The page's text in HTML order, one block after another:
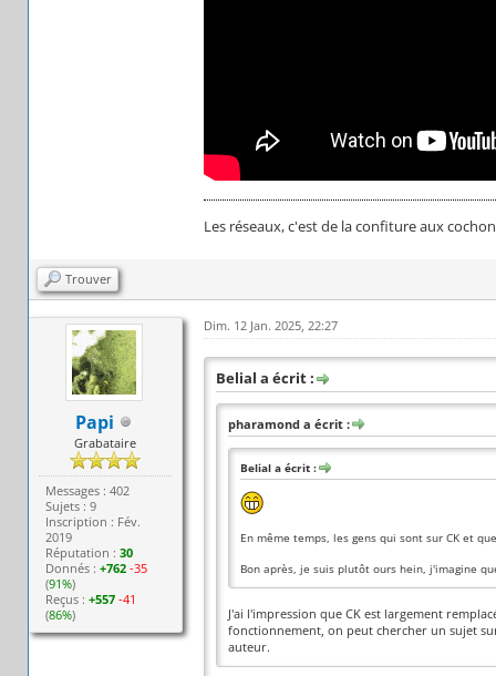
Les réseaux, c'est de la confiture aux
Trouver
Papi
Grabataire
Messages : 402
Sujets : 9
Inscription : Fév.
2019
Réputation :30
Donnés :+762 -35
(91%)
Reçus :+557 -41
(86%)
Dim. 12 Jan. 2025, 22:27
Belial a écrit :
pharamond a écrit :
Belial a écrit :
En même temps, les gens qui sont sur CK et
Bon après, je suis plutôt ours hein, j'imagine
J'ai l'impression que CK est largement
fonctionnement, on peut chercher un sujet
auteur.